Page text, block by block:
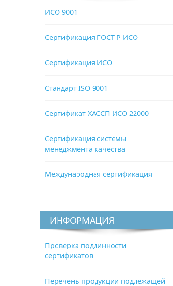
ИСО 9001
Сертификация ГОСТ Р ИСО
Сертификация ИСО
Стандарт ISO 9001
Сертификат ХАССП ИСО 22000
Сертификация системы
менеджмента качества
Международная сертификация
ИНФОРМАЦИЯ
Проверка подлинности
сертификатов
Перечень продукции подлежащей